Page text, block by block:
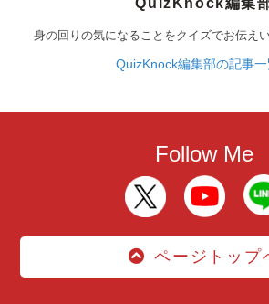
身の回りの気になることをクイズでお伝えい
QuizKnock編集部の記事
Follow Me
ページトップ